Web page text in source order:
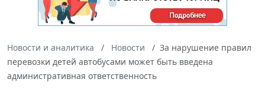
Новости и аналитика Новости
За нарушение правил
перевозки детей автобусами может быть введена
административная ответственность